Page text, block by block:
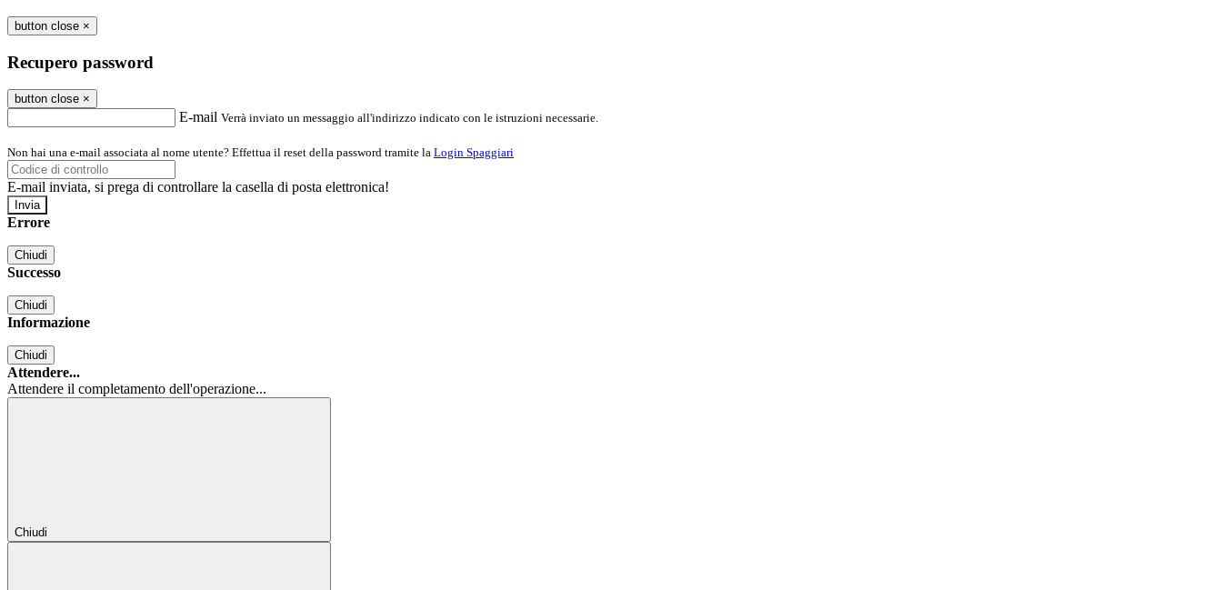
button close ×
Recupero password
button close ×
E-mail Verrà inviato un messaggio all'indirizzo indicato con le istruzioni necessarie.
Non hai una e-mail associata al nome utente? Effettua il reset della password tramite la Login Spaggiari
E-mail inviata, si prega di controllare la casella di posta elettronica!
Errore
Chiudi
Successo
Chiudi
Informazione
Chiudi
Attendere...
Attendere il completamento dell'operazione...
Chiudi